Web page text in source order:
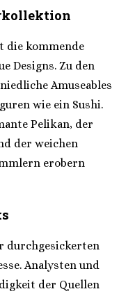
die kommende
Designs. Zu den
Amuseables
wie ein Sushi.
Pelikan, der
der weichen
erobern
durchgesickerten
Analysten und
der Quellen